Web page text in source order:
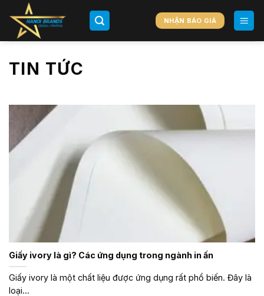
Chuyển
đến
NHẬN BÁO GIÁ
TIN TỨC
Giấy ivory là gì? Các ứng dụng trong ngành in ấn
Giấy ivory là một chất liệu được ứng dụng rất phổ biến. Đây là
loại...